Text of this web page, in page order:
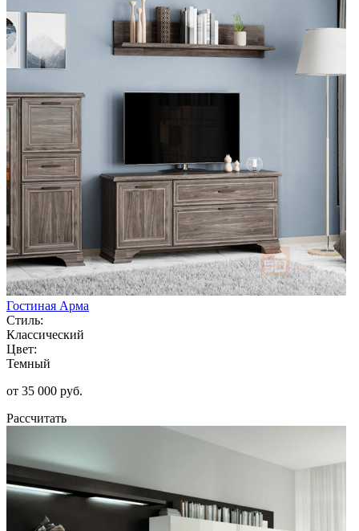
Гостиная Арма
Стиль:
Классический
Цвет:
Темный
от 35 000 руб.
Рассчитать